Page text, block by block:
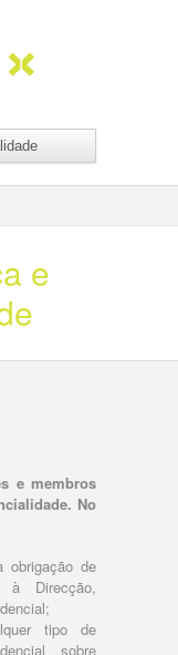
e
e membros
No
obrigação de
à Direcção,
tipo de
sobre